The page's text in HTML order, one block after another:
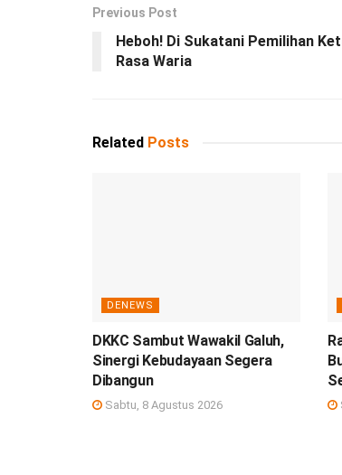
Previous Post
Heboh! Di Sukatani Pemilihan
Rasa Waria
Related Posts
DENEWS
DKKC Sambut Wawakil Galuh,
Sinergi Kebudayaan Segera
Dibangun
Sabtu, 8 Agustus 2026